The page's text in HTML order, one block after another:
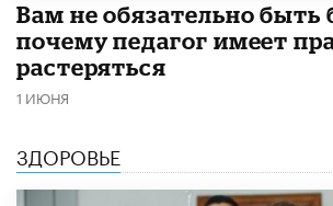
​Вам не обязательно быть
почему педагог имеет
растеряться
1 ИЮНЯ
ЗДОРОВЬЕ